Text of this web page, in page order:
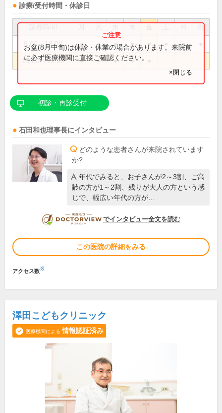
診療/受付時間・休診日
祝
9:00～13:00 ● ● ● ● ● ●
15:00～19:00 ● ● ● ●
お盆(8月中旬)は休診・休業の場合があります。来院前
に必ず医療機関に直接ご確認ください。
×閉じる
初診・再診受付
石田和也理事長にインタビュー
どのような患者さんが来院されています
か?
年代でみると、お子さんが2～3割、ご高
齢の方が1～2割、残りが大人の方という感
じで、幅広い年代の方が…
DOCTORVIEW
でインタビュー全文を読む
この医院の詳細をみる
アクセス数※
澤田こどもクリニック
医療機関による 情報認証済み